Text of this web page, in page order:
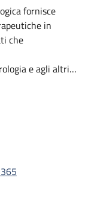
fornisce
in
che
e agli altri
Oncologie,
e terapeutiche